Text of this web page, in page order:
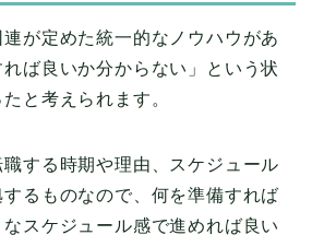
が定めた統一的なノウハウがあ
ば良いか分からない」という状
と考えられます。
する時期や理由、スケジュール
るものなので、何を準備すれば
スケジュール感で進めれば良い